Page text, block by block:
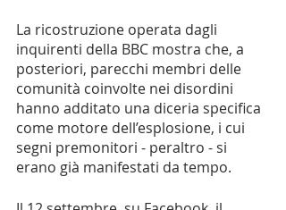
La ricostruzione operata dagli
inquirenti della BBC mostra che, a
posteriori, parecchi membri delle
comunità coinvolte nei disordini
hanno additato una diceria specifica
come motore dell’esplosione, i cui
segni premonitori - peraltro - si
erano già manifestati da tempo.